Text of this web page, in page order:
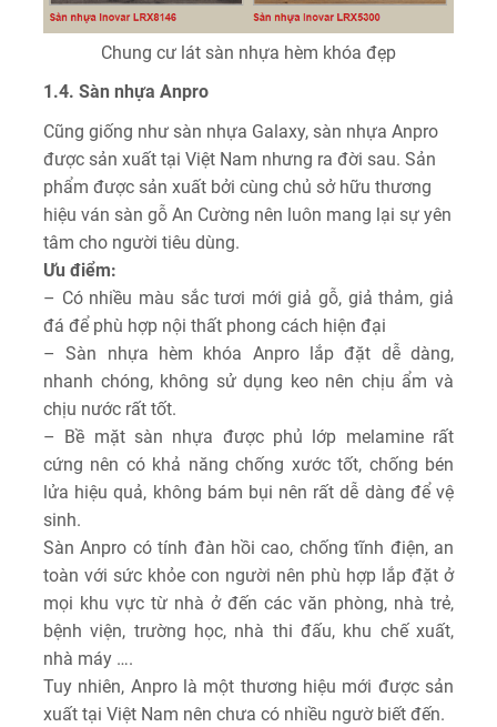
Chung cư lát sàn nhựa hèm khóa đẹp
1.4. Sàn nhựa Anpro
Cũng giống như sàn nhựa Galaxy, sàn nhựa Anpro
được sản xuất tại Việt Nam nhưng ra đời sau. Sản
phẩm được sản xuất bởi cùng chủ sở hữu thương
hiệu ván sàn gỗ An Cường nên luôn mang lại sự yên
tâm cho người tiêu dùng.
Ưu điểm:
– Có nhiều màu sắc tươi mới giả gỗ, giả thảm, giả
đá để phù hợp nội thất phong cách hiện đại
– Sàn nhựa hèm khóa Anpro lắp đặt dễ dàng,
nhanh chóng, không sử dụng keo nên chịu ẩm và
chịu nước rất tốt.
– Bề mặt sàn nhựa được phủ lớp melamine rất
cứng nên có khả năng chống xước tốt, chống bén
lửa hiệu quả, không bám bụi nên rất dễ dàng để vệ
sinh.
Sàn Anpro có tính đàn hồi cao, chống tĩnh điện, an
toàn với sức khỏe con người nên phù hợp lắp đặt ở
mọi khu vực từ nhà ở đến các văn phòng, nhà trẻ,
bệnh viện, trường học, nhà thi đấu, khu chế xuất,
nhà máy ….
Tuy nhiên, Anpro là một thương hiệu mới được sản
xuất tại Việt Nam nên chưa có nhiều ngườ biết đến.